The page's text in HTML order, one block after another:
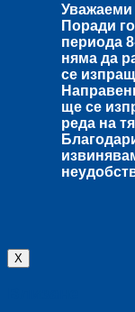
Уважаеми
Поради
периода
няма да
се
ще се
реда на
X